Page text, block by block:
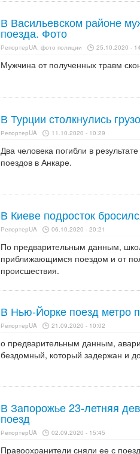
В Васильевском районе
поезда. Фото
РепортерUA, фото полиции 25.10.2020 -
Мужчина от полученных травм
В Турции столкнулись
РепортерUA 11.10.2020 - 10:29
Два человека погибли в
поездов в Анкаре.
В Киеве подросток
РепортерUA 06.10.2020 - 20:21
По предварительным данным,
приближающимся поездом и от
происшествия.
В Нью-Йорке поезд метро
РепортерUA 21.09.2020 - 10:02
о предварительным данным,
бездомный, который задержан и
В Запорожье 23-летняя
поезд
РепортерUA 02.09.2020 - 15:45
Правоохранители сняли ее с